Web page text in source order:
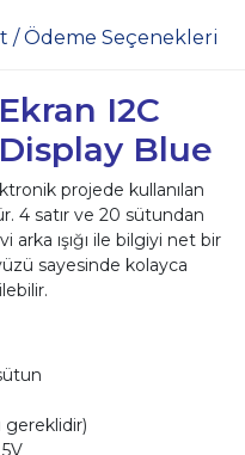
/ Ödeme Seçenekleri
I2C
Blue
projede kullanılan
4 satır ve 20 sütundan
arka ışığı ile bilgiyi net bir
sayesinde kolayca
gereklidir)